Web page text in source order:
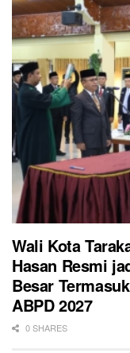
Wali Kota
Hasan Resmi
Besar
ABPD 2027
0 SHARES